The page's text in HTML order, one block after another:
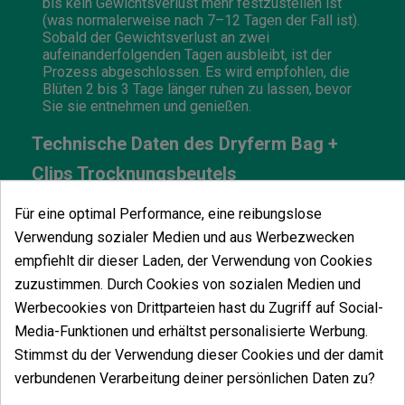
(was normalerweise nach 7–12 Tagen der Fall ist).
Sobald der Gewichtsverlust an zwei
aufeinanderfolgenden Tagen ausbleibt, ist der
Prozess abgeschlossen. Es wird empfohlen, die
Blüten 2 bis 3 Tage länger ruhen zu lassen, bevor
Sie sie entnehmen und genießen.
Technische Daten des Dryferm Bag +
Clips Trocknungsbeutels
Abmessungen:
250 x 400 mm
Maximale Kapazität:50 Gramm pro Beutel
(insgesamt 150 g)
Set-Inhalt:3 Beutel + 3 Clips
Vielleicht gefällt Ihnen auch
Für eine optimal Performance, eine reibungslose
Verwendung sozialer Medien und aus Werbezwecken
empfiehlt dir dieser Laden, der Verwendung von Cookies
zuzustimmen. Durch Cookies von sozialen Medien und
Werbecookies von Drittparteien hast du Zugriff auf Social-
Media-Funktionen und erhältst personalisierte Werbung.
Stimmst du der Verwendung dieser Cookies und der damit
verbundenen Verarbeitung deiner persönlichen Daten zu?